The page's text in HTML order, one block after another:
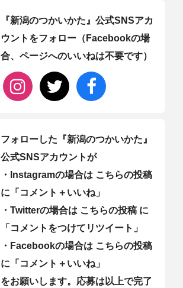
『新潟のつかいかた』公式SNSアカ
ウントをフォロー（Facebookの場
合、ページへのいいねは不要です）
フォローした『新潟のつかいかた』
公式SNSアカウントが
・Instagramの場合は こちらの投稿
に「コメント＋いいね」
・Twitterの場合は こちらの投稿 に
「コメントをつけてリツイート」
・Facebookの場合は こちらの投稿
に「コメント＋いいね」
をお願いします。応募は以上で完了